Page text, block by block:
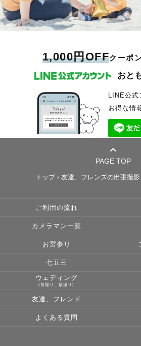
1,000円OFFクーポ
おと
LINE公
お得な情
PAGE TOP
トップ› 友達、フレンズの出張撮影
ご利用の流れ
カメラマン一覧
お宮参り
七五三
ウェディング
(前撮り、後撮り)
友達、フレンド
よくある質問